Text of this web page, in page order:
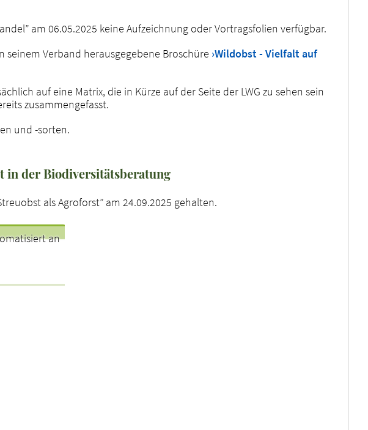
am 06.05.2025 keine Aufzeichnung oder Vortragsfolien verfügbar.
seinem Verband herausgegebene Broschüre ›Wildobst - Vielfalt auf
auf eine Matrix, die in Kürze auf der Seite der LWG zu sehen sein
zusammengefasst.
und -sorten.
in der Biodiversitätsberatung
als Agroforst” am 24.09.2025 gehalten.
an